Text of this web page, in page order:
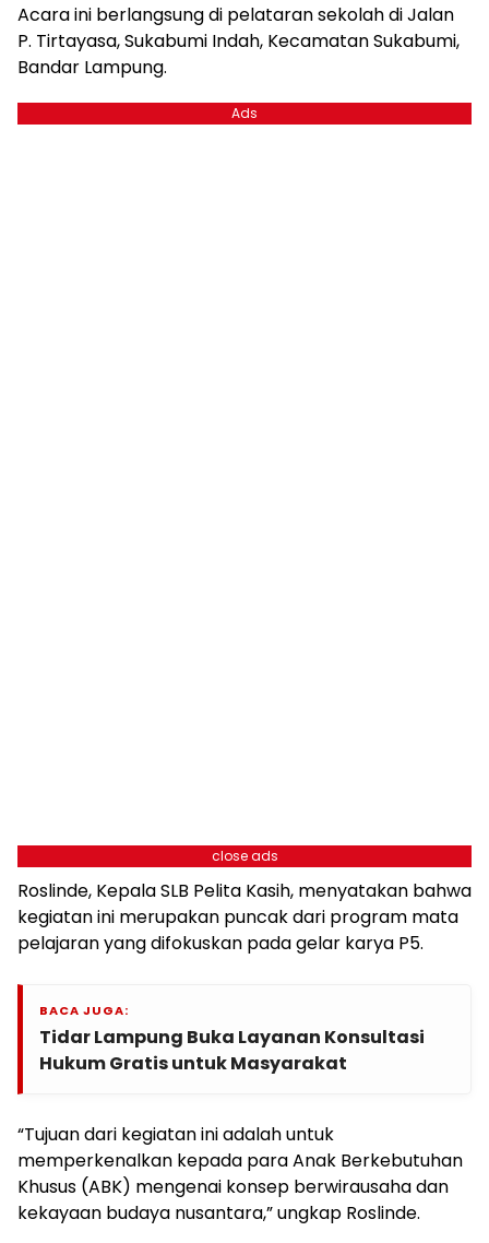
Acara ini berlangsung di pelataran sekolah di Jalan
P. Tirtayasa, Sukabumi Indah, Kecamatan Sukabumi,
Bandar Lampung.
Ads
close ads
Roslinde, Kepala SLB Pelita Kasih, menyatakan bahwa
kegiatan ini merupakan puncak dari program mata
pelajaran yang difokuskan pada gelar karya P5.
BACA JUGA:
Tidar Lampung Buka Layanan Konsultasi
Hukum Gratis untuk Masyarakat
“Tujuan dari kegiatan ini adalah untuk
memperkenalkan kepada para Anak Berkebutuhan
Khusus (ABK) mengenai konsep berwirausaha dan
kekayaan budaya nusantara,” ungkap Roslinde.